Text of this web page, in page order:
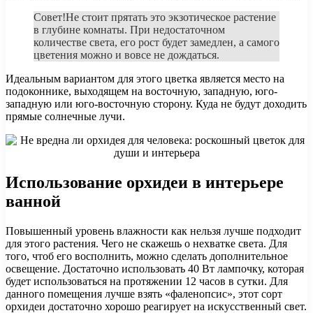
Совет!Не стоит прятать это экзотическое растение
в глубине комнаты. При недостаточном
количестве света, его рост будет замедлен, а самого
цветения можно и вовсе не дождаться.
Идеальным вариантом для этого цветка является место на
подоконнике, выходящем на восточную, западную, юго-
западную или юго-восточную сторону. Куда не будут доходить
прямые солнечные лучи.
Использование орхидеи в интерьере
ванной
Повышенный уровень влажности как нельзя лучше подходит
для этого растения. Чего не скажешь о нехватке света. Для
того, чтоб его восполнить, можно сделать дополнительное
освещение. Достаточно использовать 40 Вт лампочку, которая
будет использоваться на протяжении 12 часов в сутки. Для
данного помещения лучше взять «фаленопсис», этот сорт
орхидеи достаточно хорошо реагирует на искусственный свет.